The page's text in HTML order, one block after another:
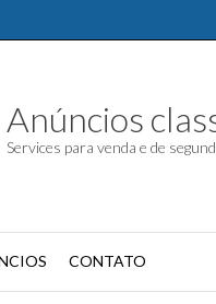
Anúncios
Services para venda e de
CONTATO